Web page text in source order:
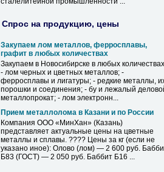
Спрос на продукцию, цены
Закупаем лом металлов, ферросплавы,
графит в любых количествах
Закупаем в Новосибирске в любых
- лом черных и цветных металлов; -
ферросплавы и лигатуры; - редкие металлы,
порошки и соединения; - бу и лежалый
металлопрокат; - лом электронн...
Прием металлолома в Казани и по России
Компания ООО «МинХан» (Казань)
представляет актуальные цены на цветные
металлы и сплавы. ???? Цены за кг (если не
указано иное): Олово (лом) — 2 600 руб.
Б83 (ГОСТ) — 2 050 руб. Баббит Б16 ...